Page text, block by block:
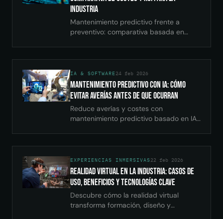
Industria
Mantenimiento predictivo frente a
preventivo: comparativa basada en
estrategia adoptar.
IA & SOFTWARE24 feb 2026
Mantenimiento Predictivo con IA: Cómo
Evitar Averías Antes de que Ocurran
Reduce averías y costes con
mantenimiento predictivo basado en IA.
EXPERIENCIAS INMERSIVAS22 feb 2026
Realidad Virtual en la Industria: Casos de
Uso, Beneficios y Tecnologías Clave
Descubre cómo la realidad virtual
transforma formación, diseño y